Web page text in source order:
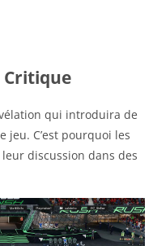
Critique
qui introduira de
jeu. C’est pourquoi les
discussion dans des